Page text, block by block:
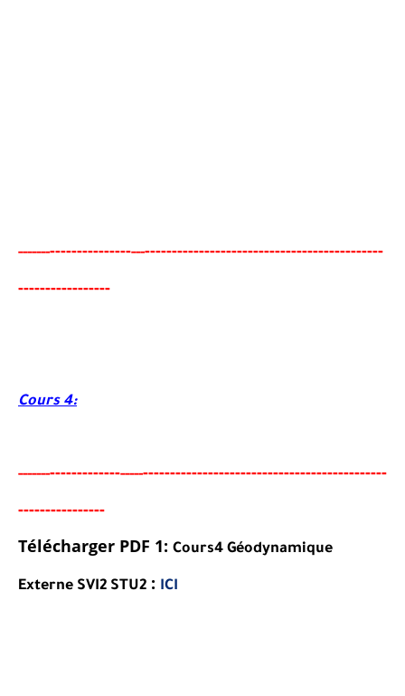
---------------------------------------------------------------------
-----------------
Cours 4:
----------------------------------------------------------------------
----------------
Télécharger PDF 1: Cours4 Géodynamique
Externe SVI2 STU2 : ICI